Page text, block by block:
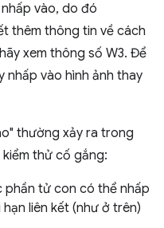
vào, do đó
thêm thông tin về cách
xem thông số W3. Để
vào hình ảnh thay
thường xảy ra trong
thử cố gắng:
phần tử con có thể nhấp
liên kết (như ở trên)